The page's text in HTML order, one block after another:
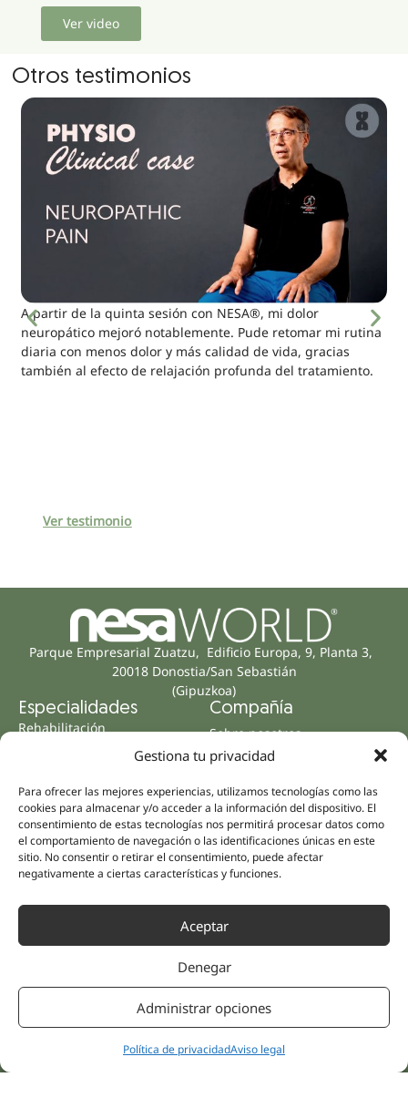
Gestiona tu privacidad
Para ofrecer las mejores experiencias, utilizamos tecnologías como las
cookies para almacenar y/o acceder a la información del dispositivo. El
consentimiento de estas tecnologías nos permitirá procesar datos como
el comportamiento de navegación o las identificaciones únicas en este
sitio. No consentir o retirar el consentimiento, puede afectar
negativamente a ciertas características y funciones.
Aceptar
Denegar
Administrar opciones
Política de privacidadAviso legal
Ver video
Otros testimonios
A partir de la quinta sesión con NESA®, mi dolor
neuropático mejoró notablemente. Pude retomar mi rutina
diaria con menos dolor y más calidad de vida, gracias
también al efecto de relajación profunda del tratamiento.
Ver testimonio
Parque Empresarial Zuatzu, Edificio Europa, 9, Planta 3,
20018 Donostia/San Sebastián
(Gipuzkoa)
Especialidades
Rehabilitación
Salud mental
Neurología y dolor
Odontología
Medicina interna
Compañía
Sobre nosotros
Equipo humano
Distribuidores
Partnerships
Nesa Academic
Enlaces rápidos
Tratamientos pacientes
Opiniones
Instagram
Youtube
Facebook